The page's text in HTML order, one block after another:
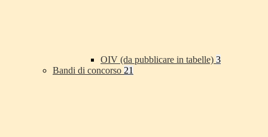
OIV (da pubblicare in tabelle) 3
Bandi di concorso 21